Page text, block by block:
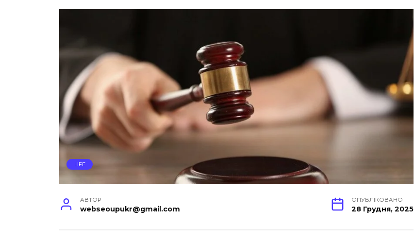
LIFE
АВТОР
webseoupukr@gmail.com
ОПУБЛІКОВАНО
28 Грудня, 2025